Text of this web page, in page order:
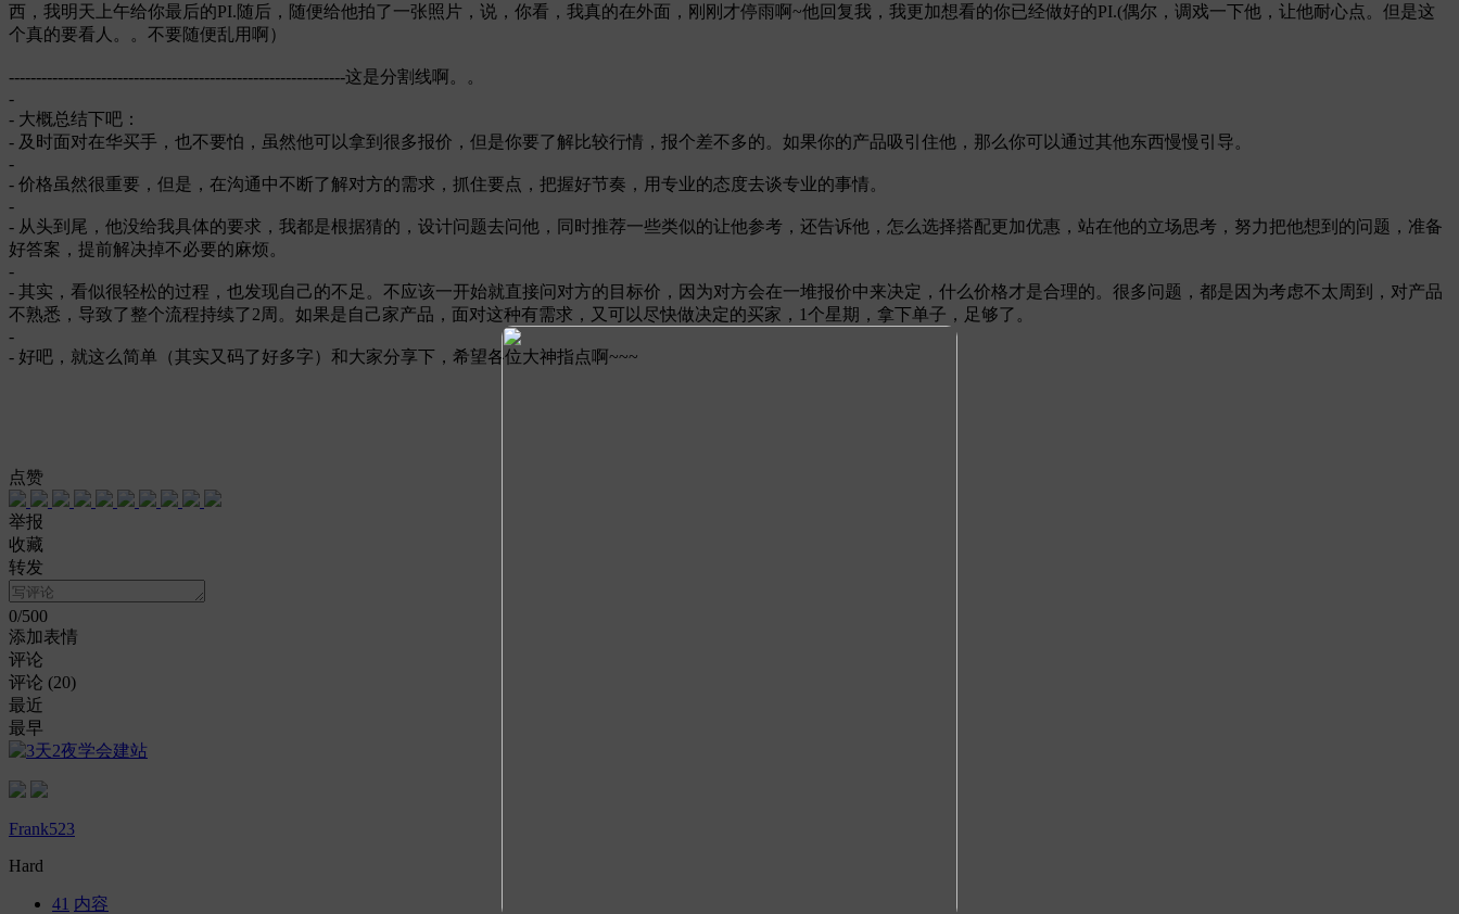
西，我明天上午给你最后的PI.随后，随便给他拍了一张照片，说，你看，我真的在外面，刚刚才停雨啊~他回复我，我更加想看的你已经做好的PI.(偶尔，调戏一下他，让他耐心点。但是这
个真的要看人。。不要随便乱用啊）
--------------------------------------------------------------这是分割线啊。。
-
- 大概总结下吧：
- 及时面对在华买手，也不要怕，虽然他可以拿到很多报价，但是你要了解比较行情，报个差不多的。如果你的产品吸引住他，那么你可以通过其他东西慢慢引导。
-
- 价格虽然很重要，但是，在沟通中不断了解对方的需求，抓住要点，把握好节奏，用专业的态度去谈专业的事情。
-
- 从头到尾，他没给我具体的要求，我都是根据猜的，设计问题去问他，同时推荐一些类似的让他参考，还告诉他，怎么选择搭配更加优惠，站在他的立场思考，努力把他想到的问题，准备
好答案，提前解决掉不必要的麻烦。
-
- 其实，看似很轻松的过程，也发现自己的不足。不应该一开始就直接问对方的目标价，因为对方会在一堆报价中来决定，什么价格才是合理的。很多问题，都是因为考虑不太周到，对产品
不熟悉，导致了整个流程持续了2周。如果是自己家产品，面对这种有需求，又可以尽快做决定的买家，1个星期，拿下单子，足够了。
-
- 好吧，就这么简单（其实又码了好多字）和大家分享下，希望各位大神指点啊~~~
点赞
举报
收藏
转发
0/500
添加表情
评论
评论 (20)
最近
最早
Frank523
Hard
41 内容